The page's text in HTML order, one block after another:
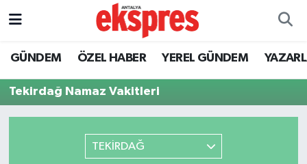
GÜNDEM ÖZEL HABER YEREL GÜNDEM
Tekirdağ Namaz Vakitleri
TEKİRDAĞ
ÖZEL HABER
GÜNDEM
EKONOMİ
Nöbetçi Eczaneler
Hava Durumu
Süper Lig Puan Durumu ve Fikstür